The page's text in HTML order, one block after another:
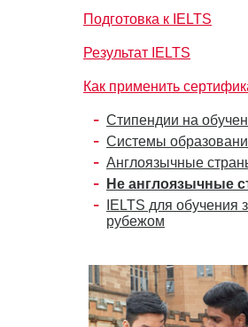
Подготовка к IELTS
Результат IELTS
Как применить
Стипендии на
Системы
Англоязычные
Не англоязычные
IELTS для обучения
рубежом